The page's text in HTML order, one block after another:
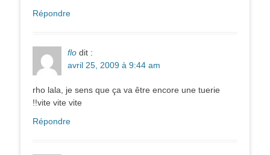
Répondre
flo dit :
avril 25, 2009 à 9:44 am
rho lala, je sens que ça va être encore une tuerie
!!vite vite vite
Répondre